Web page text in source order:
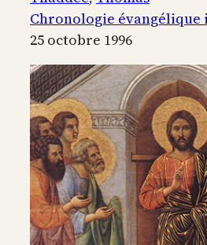
Chronologie
25 octobre 1996